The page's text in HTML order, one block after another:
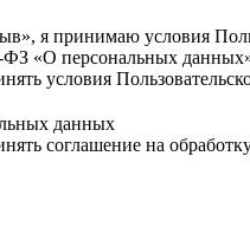
я принимаю условия
«О персональных
условия
данных
соглашение на